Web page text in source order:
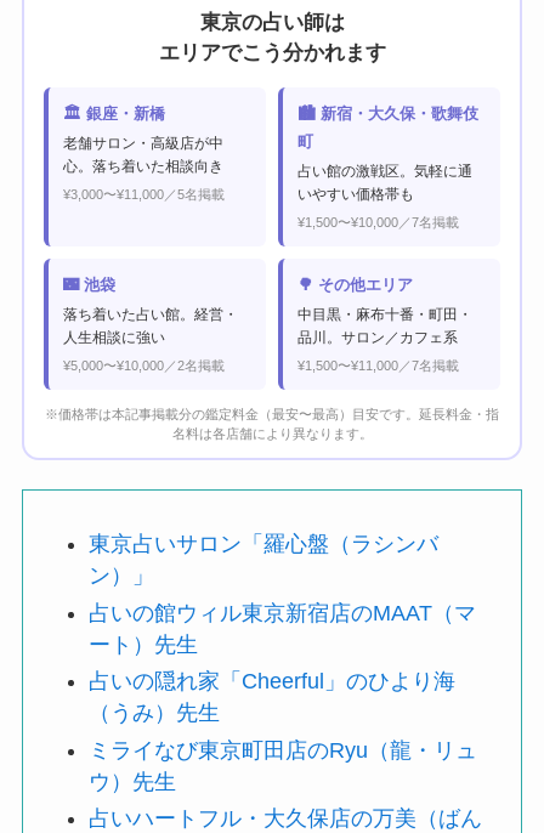
東京の占い師は
エリアでこう分かれます
🏛 銀座・新橋
老舗サロン・高級店が中
心。落ち着いた相談向き
¥3,000〜¥11,000／5名掲載
🏙 新宿・大久保・歌舞伎
町
占い館の激戦区。気軽に通
いやすい価格帯も
¥1,500〜¥10,000／7名掲載
🌃 池袋
落ち着いた占い館。経営・
人生相談に強い
¥5,000〜¥10,000／2名掲載
🌳 その他エリア
中目黒・麻布十番・町田・
品川。サロン／カフェ系
¥1,500〜¥11,000／7名掲載
※価格帯は本記事掲載分の鑑定料金（最安〜最高）目安です。延長料金・指
名料は各店舗により異なります。
東京占いサロン「羅心盤（ラシンバ
ン）」
占いの館ウィル東京新宿店のMAAT（マ
ート）先生
占いの隠れ家「Cheerful」のひより海
（うみ）先生
ミライなび東京町田店のRyu（龍・リュ
ウ）先生
占いハートフル・大久保店の万美（ばん